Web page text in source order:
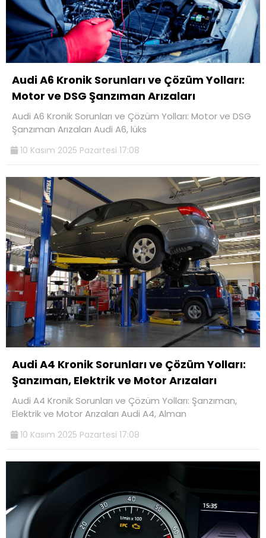
Audi A6 Kronik Sorunları ve Çözüm Yolları:
Motor ve DSG Şanzıman Arızaları
Audi A6 Kronik Sorunları ve Çözüm Yolları: Motor ve DSG
Şanzıman Arızaları Audi A6, lüks
10 Kasım 2025 Pazartesi 17:08
Audi A4 Kronik Sorunları ve Çözüm Yolları:
Şanzıman, Elektrik ve Motor Arızaları
Audi A4 Kronik Sorunları ve Çözüm Yolları: Şanzıman,
Elektrik ve Motor Arızaları Audi A4, Alman
10 Kasım 2025 Pazartesi 17:08